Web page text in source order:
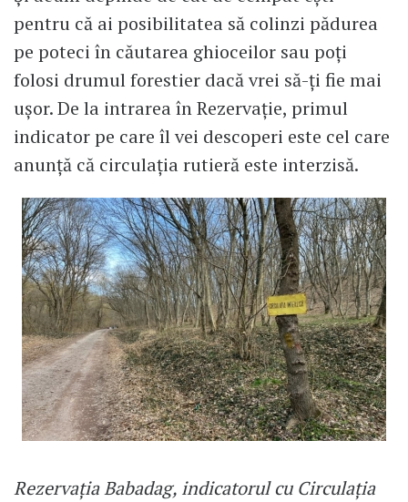
pentru că ai posibilitatea să colinzi pădurea
pe poteci în căutarea ghioceilor sau poți
folosi drumul forestier dacă vrei să-ți fie mai
ușor. De la intrarea în Rezervație, primul
indicator pe care îl vei descoperi este cel care
anunță că circulația rutieră este interzisă.
Rezervația Babadag, indicatorul cu Circulația